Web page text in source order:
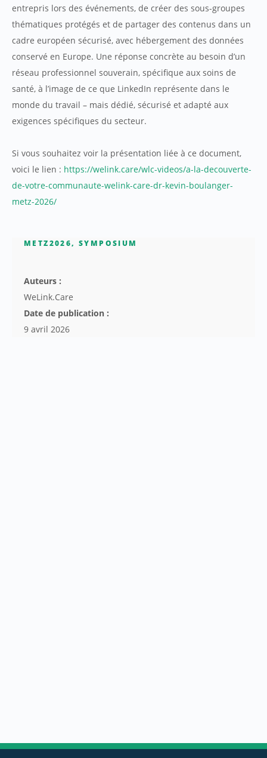
entrepris lors des événements, de créer des sous-groupes
thématiques protégés et de partager des contenus dans un
cadre européen sécurisé, avec hébergement des données
conservé en Europe. Une réponse concrète au besoin d’un
réseau professionnel souverain, spécifique aux soins de
santé, à l’image de ce que LinkedIn représente dans le
monde du travail – mais dédié, sécurisé et adapté aux
exigences spécifiques du secteur.
Si vous souhaitez voir la présentation liée à ce document,
voici le lien : https://welink.care/wlc-videos/a-la-decouverte-
de-votre-communaute-welink-care-dr-kevin-boulanger-
metz-2026/
METZ2026,SYMPOSIUM
Auteurs :
WeLink.Care
Date de publication :
9 avril 2026